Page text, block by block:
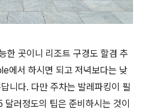
한 곳이니 리조트 구경도 할겸 추
에서 하시면 되고 저녁보다는 낮
니다. 다만 주차는 발레파킹이 필
러정도의 팁은 준비하시는 것이